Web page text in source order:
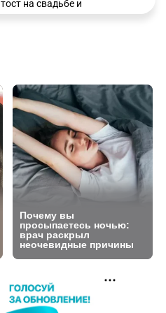
на свадьбе и
дело
дороже. Почему в
расти цены на
Предлагаем обзор
4 августа
направил телеграмму
и близким Халық
об открытии своей
в Астане